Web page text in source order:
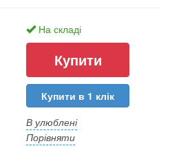
На складі
Купити в 1 клік
В улюблені
Порівняти